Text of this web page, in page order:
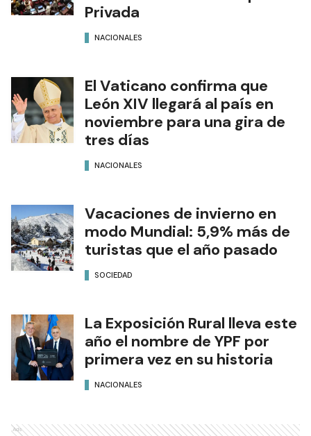
Privada
NACIONALES
El Vaticano confirma que
León XIV llegará al país en
noviembre para una gira de
tres días
NACIONALES
Vacaciones de invierno en
modo Mundial: 5,9% más de
turistas que el año pasado
SOCIEDAD
La Exposición Rural lleva este
año el nombre de YPF por
primera vez en su historia
NACIONALES
Ads